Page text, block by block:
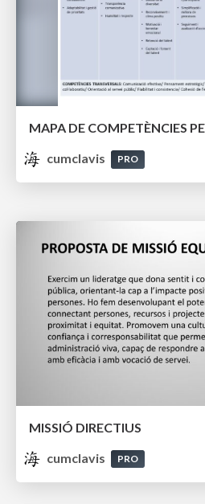
MAPA DE COMPETÈNCIES
cumclavis
PRO
MISSIÓ DIRECTIUS
cumclavis
PRO